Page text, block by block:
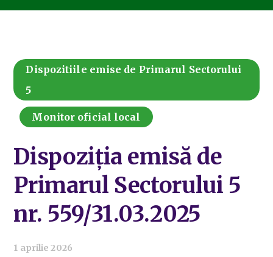
Dispozitiile emise de Primarul Sectorului
5
Monitor oficial local
Dispoziția emisă de
Primarul Sectorului 5
nr. 559/31.03.2025
1 aprilie 2026